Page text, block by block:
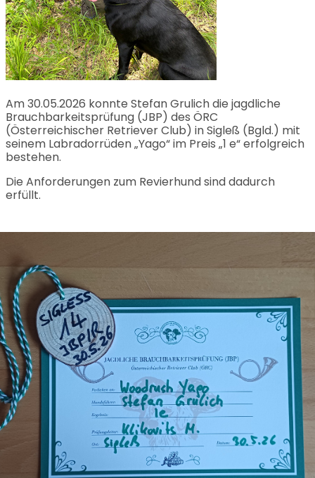
Am 30.05.2026 konnte Stefan Grulich die jagdliche
Brauchbarkeitsprüfung (JBP) des ÖRC
(Österreichischer Retriever Club) in Sigleß (Bgld.) mit
seinem Labradorrüden „Yago“ im Preis „1 e“ erfolgreich
bestehen.
Die Anforderungen zum Revierhund sind dadurch
erfüllt.